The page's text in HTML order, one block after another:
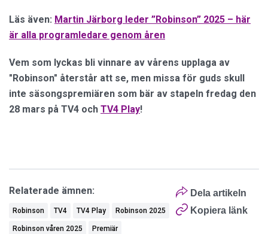
Läs även: Martin Järborg leder ”Robinson” 2025 – här
är alla programledare genom åren
Vem som lyckas bli vinnare av vårens upplaga av
"Robinson" återstår att se, men missa för guds skull
inte säsongspremiären som bär av stapeln fredag den
28 mars på TV4 och TV4 Play!
Dela artikeln
Kopiera länk
Relaterade ämnen:
Robinson TV4 TV4 Play Robinson 2025
Robinson våren 2025 Premiär